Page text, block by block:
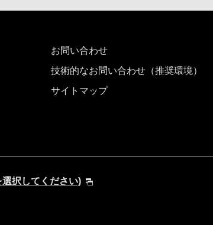
お問い合わせ
技術的なお問い合わせ（推奨環境）
サイトマップ
択してください)